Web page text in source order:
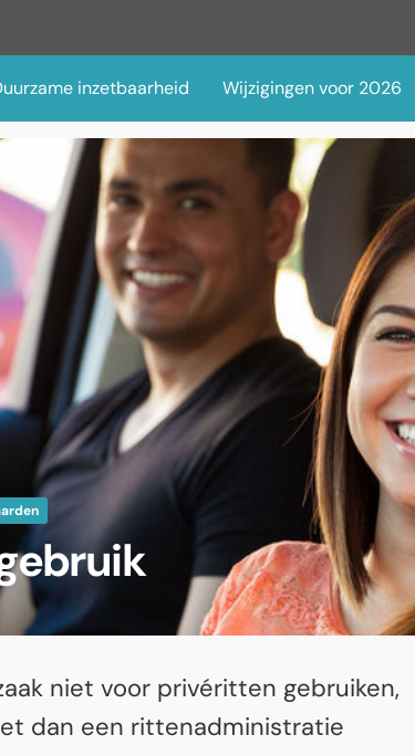
inzetbaarheid Wijzigingen voor 2026
niet voor privéritten gebruiken,
dan een rittenadministratie